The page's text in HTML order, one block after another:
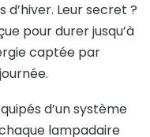
Leur secret ?
pour durer jusqu’à
captée par
d’un système
lampadaire